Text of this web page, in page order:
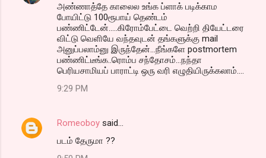
அண்ணாத்தே காலைல உங்க ப்ளாக் படிக்காம
போயிட்டு 100ரூபாய் தெண்டம்
பண்ணிட்டேன்.....கிரோம்பேட்டை வெற்றி தியேட்டரை
விட்டு வெளியே வந்தவுடன் தங்களுக்கு mail
அனுப்பலாம்னு இருந்தேன்...நீங்களே postmortem
பண்ணிட்டீங்க..ரொம்ப சந்தோசம்...நந்தா
பெரியசாமியப் பாராட்டி ஒரு வரி எழுதியிருக்கலாம்....
9:29 PM
Romeoboy said…
படம் தேருமா ??